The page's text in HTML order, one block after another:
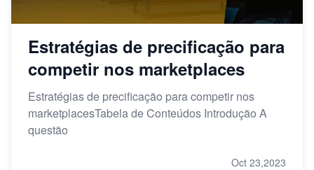
Estratégias de precificação para
competir nos marketplaces
Estratégias de precificação para competir nos
marketplacesTabela de Conteúdos Introdução A
questão
Oct 23,2023